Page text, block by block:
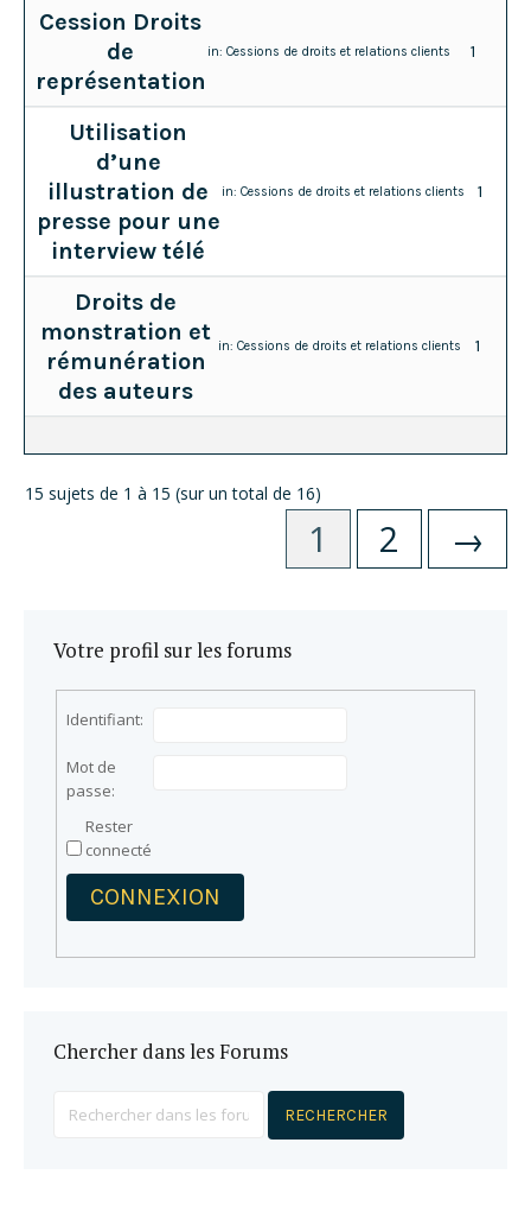
Cession Droits
de
représentation
in: Cessions de droits et relations clients 1
Utilisation
d’une
illustration de
presse pour une
interview télé
in:Cessions de droits et relations clients 1
Droits de
monstration et
rémunération
des auteurs
in: Cessions de droits et relations clients 1
15 sujets de 1 à 15 (sur un total de 16)
1 2 →
Votre profil sur les forums
Identifiant:
Mot de
passe:
Rester
connecté
CONNEXION
Chercher dans les Forums